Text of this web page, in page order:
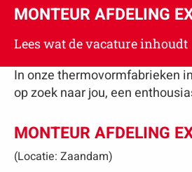
MONTEUR AFDELING
Lees wat de vacature inhoudt
In onze thermovormfabrieken
op zoek naar jou, een
MONTEUR AFDELING
(Locatie: Zaandam)